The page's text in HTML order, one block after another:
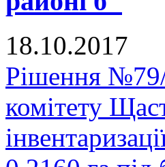
18.10.2017
Рішення
комітету